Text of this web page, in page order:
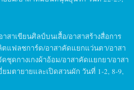
าสาเขียนศิลป์บนเสื้อ/อาสาสร้างสื่อการ
ตแฟลชการ์ด/อาสาคัดแยกแว่นตา/อาสา
ชุดกางเกงผ้าอ้อม/อาสาคัดแยกยา/อาสา
มตายายและเปิดสวนผัก วันที่ 1-2, 8-9,